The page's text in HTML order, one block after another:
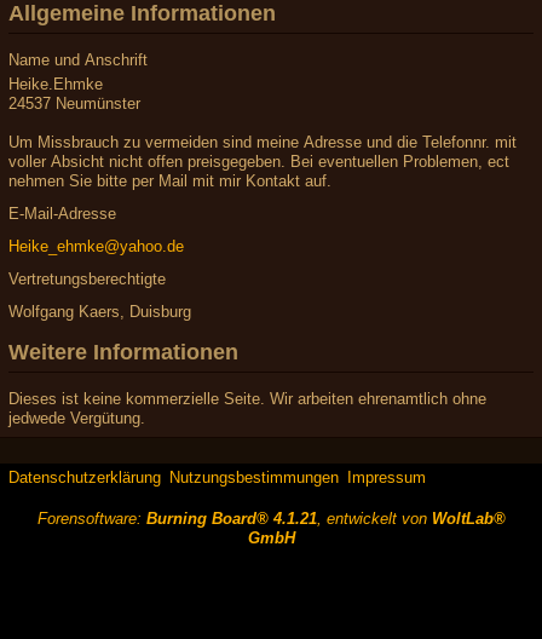
Allgemeine Informationen
Name und Anschrift
Heike.Ehmke
24537 Neumünster
Um Missbrauch zu vermeiden sind meine Adresse und die Telefonnr. mit
voller Absicht nicht offen preisgegeben. Bei eventuellen Problemen, ect
nehmen Sie bitte per Mail mit mir Kontakt auf.
E-Mail-Adresse
Heike_ehmke@yahoo.de
Vertretungsberechtigte
Wolfgang Kaers, Duisburg
Weitere Informationen
Dieses ist keine kommerzielle Seite. Wir arbeiten ehrenamtlich ohne
jedwede Vergütung.
Datenschutzerklärung Nutzungsbestimmungen Impressum
Forensoftware: Burning Board® 4.1.21, entwickelt von WoltLab®
GmbH